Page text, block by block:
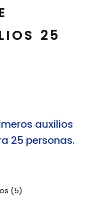
25
auxilios
25 personas.
(5)